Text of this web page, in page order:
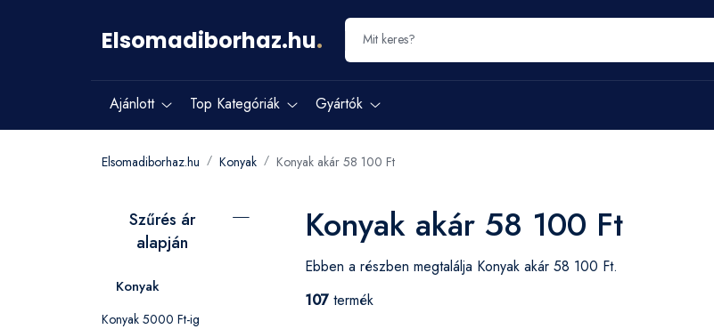
Elsomadiborhaz.hu.
Ajánlott Top Kategóriák Gyártók
Elsomadiborhaz.hu Konyak Konyak akár 58 100 Ft
Szűrés ár
alapján
Konyak
Konyak 5000 Ft-ig
Konyak akár 58 100 Ft
Ebben a részben megtalálja Konyak akár 58 100 Ft.
107 termék